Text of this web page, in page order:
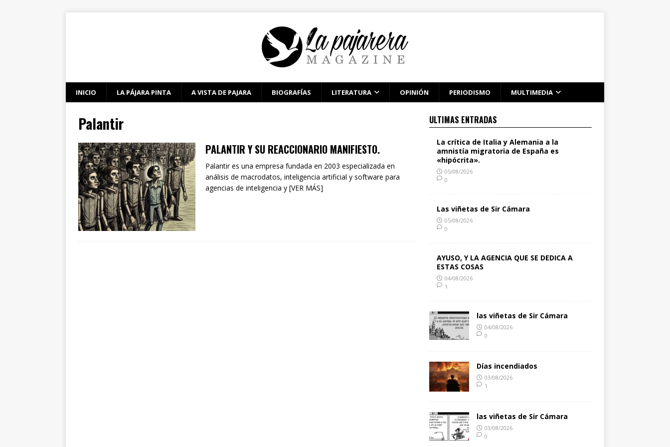
INICIO LA PÁJARA PINTA A VISTA DE PAJARA BIOGRAFÍAS LITERATURA OPINIÓN PERIODISMO MULTIMEDIA
Palantir
PALANTIR Y SU REACCIONARIO MANIFIESTO.
Palantir es una empresa fundada en 2003 especializada en
análisis de macrodatos, inteligencia artificial y software para
agencias de inteligencia y [VER MÁS]
ULTIMAS ENTRADAS
La crítica de Italia y Alemania a la
amnistía migratoria de España es
«hipócrita».
05/08/2026
0
Las viñetas de Sir Cámara
05/08/2026
0
AYUSO, Y LA AGENCIA QUE SE DEDICA A
ESTAS COSAS
04/08/2026
1
las viñetas de Sir Cámara
04/08/2026
0
Días incendiados
03/08/2026
1
las viñetas de Sir Cámara
03/08/2026
0